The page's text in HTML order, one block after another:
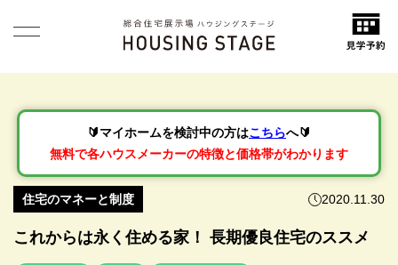
🔰マイホームを検討中の方はこちらへ🔰
無料で各ハウスメーカーの特徴と価格帯がわかります
住宅のマネーと制度 2020.11.30
これからは永く住める家！ 長期優良住宅のススメ